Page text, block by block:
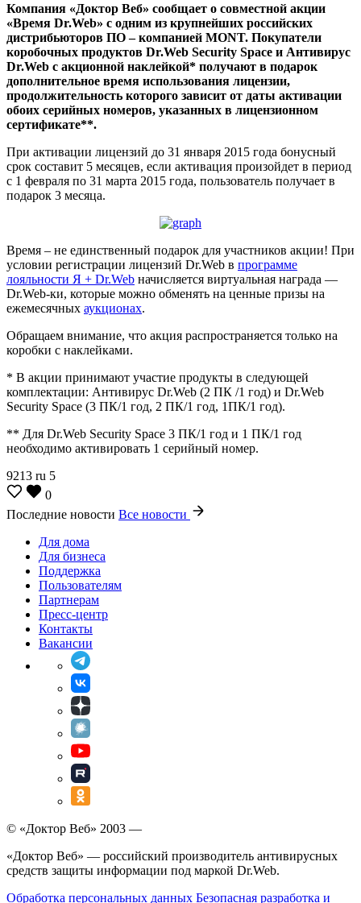
Компания «Доктор Веб» сообщает о совместной акции
«Время Dr.Web» с одним из крупнейших российских
дистрибьюторов ПО – компанией MONT. Покупатели
коробочных продуктов Dr.Web Security Space и Антивирус
Dr.Web с акционной наклейкой* получают в подарок
дополнительное время использования лицензии,
продолжительность которого зависит от даты активации
обоих серийных номеров, указанных в лицензионном
сертификате**.
При активации лицензий до 31 января 2015 года бонусный
срок составит 5 месяцев, если активация произойдет в период
с 1 февраля по 31 марта 2015 года, пользователь получает в
подарок 3 месяца.
Время – не единственный подарок для участников акции! При
условии регистрации лицензий Dr.Web в программе
лояльности Я + Dr.Web начисляется виртуальная награда —
Dr.Web-ки, которые можно обменять на ценные призы на
ежемесячных аукционах.
Обращаем внимание, что акция распространяется только на
коробки с наклейками.
* В акции принимают участие продукты в следующей
комплектации: Антивирус Dr.Web (2 ПК /1 год) и Dr.Web
Security Space (3 ПК/1 год, 2 ПК/1 год, 1ПК/1 год).
** Для Dr.Web Security Space 3 ПК/1 год и 1 ПК/1 год
необходимо активировать 1 серийный номер.
9213 ru 5
0
Последние новости Все новости
Для дома
Для бизнеса
Поддержка
Пользователям
Партнерам
Пресс-центр
Контакты
Вакансии
© «Доктор Веб» 2003 —
«Доктор Веб» — российский производитель антивирусных
средств защиты информации под маркой Dr.Web.
Обработка персональных данных Безопасная разработка и